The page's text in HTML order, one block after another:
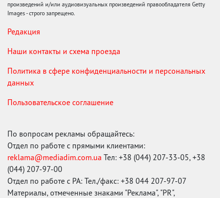
произведений и/или аудиовизуальных произведений правообладателя Getty
Images - строго запрещено.
Редакция
Наши контакты и схема проезда
Политика в сфере конфиденциальности и персональных
данных
Пользовательское соглашение
По вопросам рекламы обращайтесь:
Отдел по работе с прямыми клиентами:
reklama@mediadim.com.ua Тел: +38 (044) 207-33-05, +38
(044) 207-97-00
Отдел по работе с РА: Тел./факс: +38 044 207-97-07
Материалы, отмеченные знаками "Реклама", "PR",